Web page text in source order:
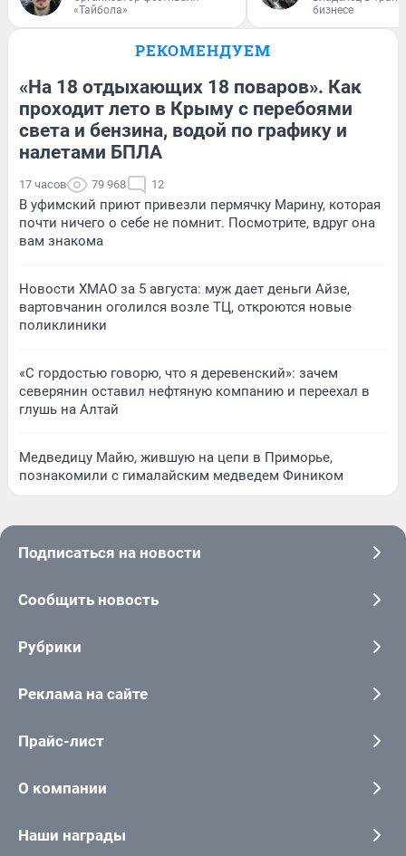
«Тайбола»
бизнесе
РЕКОМЕНДУЕМ
«На 18 отдыхающих 18 поваров». Как
проходит лето в Крыму с перебоями
света и бензина, водой по графику и
налетами БПЛА
17 часов 79 968 12
В уфимский приют привезли пермячку Марину, которая
почти ничего о себе не помнит. Посмотрите, вдруг она
вам знакома
Новости ХМАО за 5 августа: муж дает деньги Айзе,
вартовчанин оголился возле ТЦ, откроются новые
поликлиники
«С гордостью говорю, что я деревенский»: зачем
северянин оставил нефтяную компанию и переехал в
глушь на Алтай
Медведицу Майю, жившую на цепи в Приморье,
познакомили с гималайским медведем Фиником
Подписаться на новости
Сообщить новость
Рубрики
Реклама на сайте
Прайс-лист
О компании
Наши награды